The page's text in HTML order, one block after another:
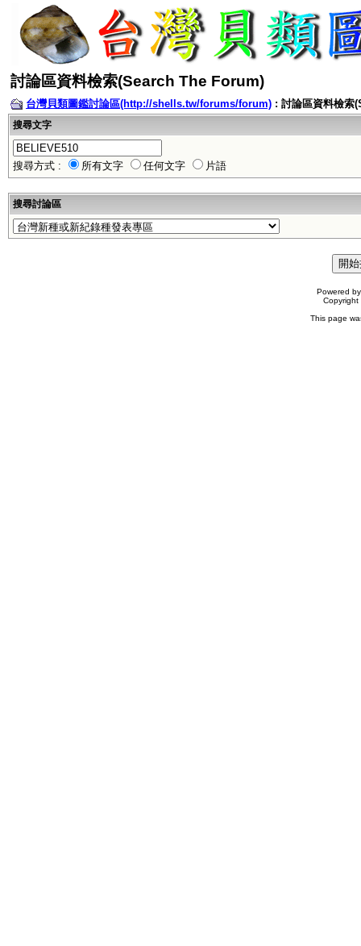
討論區資料檢索(Search The Forum)
台灣貝類圖鑑討論區(http://shells.tw/forums/forum) : 討論區資料檢索
搜尋文字
搜尋方式 : 所有文字 任何文字 片語
搜尋討論區
Powered
This page